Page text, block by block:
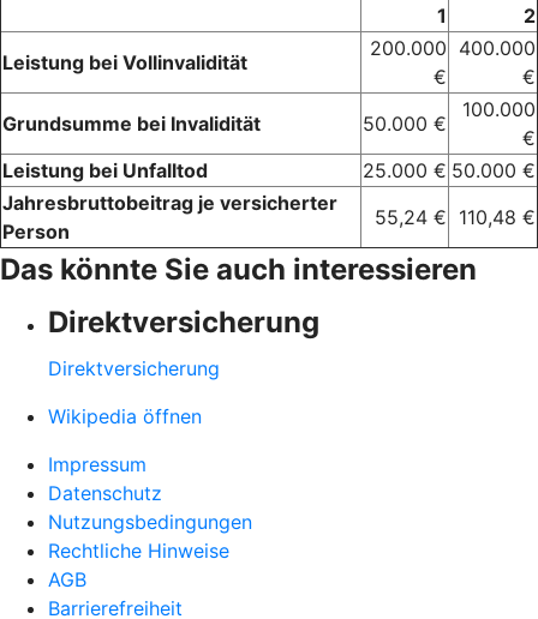
1
2
Leistung bei Vollinvalidität
200.000
€
400.000
€
Grundsumme bei Invalidität
50.000 €
100.000
€
Leistung bei Unfalltod
25.000 € 50.000 €
Jahresbruttobeitrag je versicherter
Person
55,24 € 110,48 €
Das könnte Sie auch interessieren
Direktversicherung
Direktversicherung
Wikipedia öffnen
Impressum
Datenschutz
Nutzungsbedingungen
Rechtliche Hinweise
AGB
Barrierefreiheit